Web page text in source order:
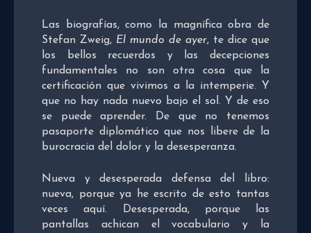
Las biografías, como la magnífica obra de
Stefan Zweig, El mundo de ayer, te dice que
los bellos recuerdos y las decepciones
fundamentales no son otra cosa que la
certificación que vivimos a la intemperie. Y
que no hay nada nuevo bajo el sol. Y de eso
se puede aprender. De que no tenemos
pasaporte diplomático que nos libere de la
burocracia del dolor y la desesperanza.
Nueva y desesperada defensa del libro:
nueva, porque ya he escrito de esto tantas
veces aquí. Desesperada, porque las
pantallas achican el vocabulario y la